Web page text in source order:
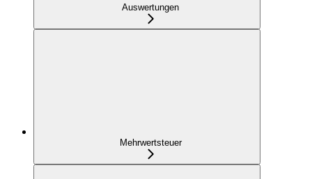
Auswertungen
Mehrwertsteuer